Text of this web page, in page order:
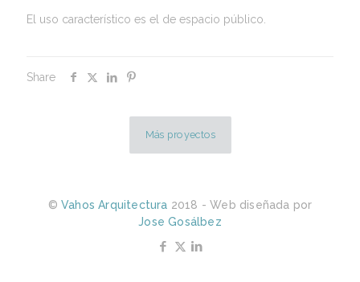
El uso característico es el de espacio público.
Share
Más proyectos
© Vahos Arquitectura 2018 - Web diseñada por
Jose Gosálbez